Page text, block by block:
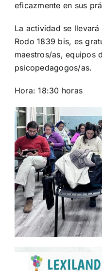
eficazmente en sus
La actividad se
Rodo 1839 bis, es
maestros/as, equipos
psicopedagogos/as.
Hora: 18:30 horas